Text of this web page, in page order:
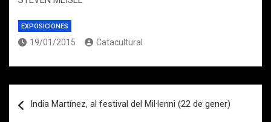
EXPOSICIONES
19/01/2015 Catacultural
de
India Martínez, al festival del Mil·lenni (22 de gener)